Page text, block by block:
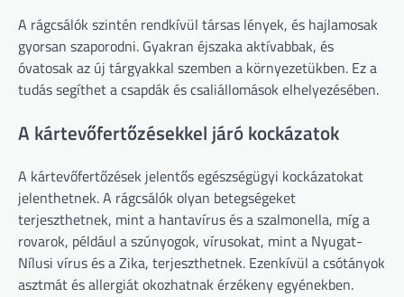
A rágcsálók szintén rendkívül társas lények, és hajlamosak
gyorsan szaporodni. Gyakran éjszaka aktívabbak, és
óvatosak az új tárgyakkal szemben a környezetükben. Ez a
tudás segíthet a csapdák és csaliállomások elhelyezésében.
A kártevőfertőzésekkel járó kockázatok
A kártevőfertőzések jelentős egészségügyi kockázatokat
jelenthetnek. A rágcsálók olyan betegségeket
terjeszthetnek, mint a hantavírus és a szalmonella, míg a
rovarok, például a szúnyogok, vírusokat, mint a Nyugat-
Nílusi vírus és a Zika, terjeszthetnek. Ezenkívül a csótányok
asztmát és allergiát okozhatnak érzékeny egyénekben.